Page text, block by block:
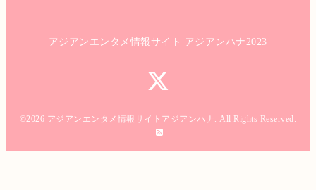
アジアンエンタメ情報サイト アジアンハナ2023
©2026 アジアンエンタメ情報サイトアジアンハナ. All Rights Reserved.